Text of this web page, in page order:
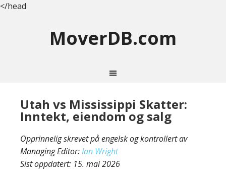
</head
MoverDB.com
Utah vs Mississippi Skatter:
Inntekt, eiendom og salg
Opprinnelig skrevet på engelsk og kontrollert av
Managing Editor:Ian Wright
Sist oppdatert: 15. mai 2026